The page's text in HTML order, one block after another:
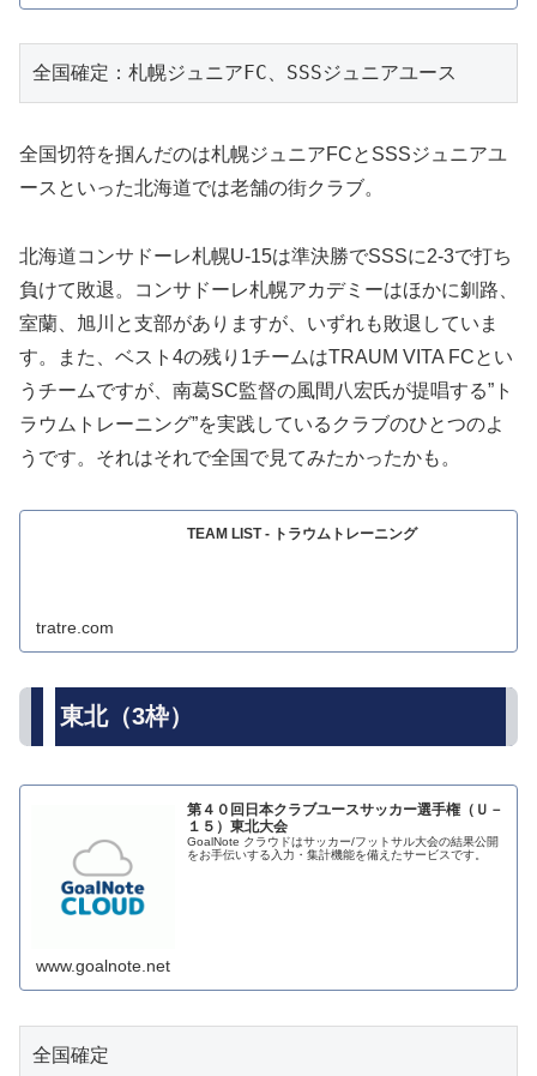
全国確定：札幌ジュニアFC、SSSジュニアユース
全国切符を掴んだのは札幌ジュニアFCとSSSジュニアユ
ースといった北海道では老舗の街クラブ。
北海道コンサドーレ札幌U-15は準決勝でSSSに2-3で打ち
負けて敗退。コンサドーレ札幌アカデミーはほかに釧路、
室蘭、旭川と支部がありますが、いずれも敗退していま
す。また、ベスト4の残り1チームはTRAUM VITA FCとい
うチームですが、南葛SC監督の風間八宏氏が提唱する”ト
ラウムトレーニング”を実践しているクラブのひとつのよ
うです。それはそれで全国で見てみたかったかも。
TEAM LIST - トラウムトレーニング
tratre.com
東北（3枠）
第４０回日本クラブユースサッカー選手権（Ｕ－
１５）東北大会
GoalNote クラウドはサッカー/フットサル大会の結果公開
をお手伝いする入力・集計機能を備えたサービスです。
www.goalnote.net
全国確定